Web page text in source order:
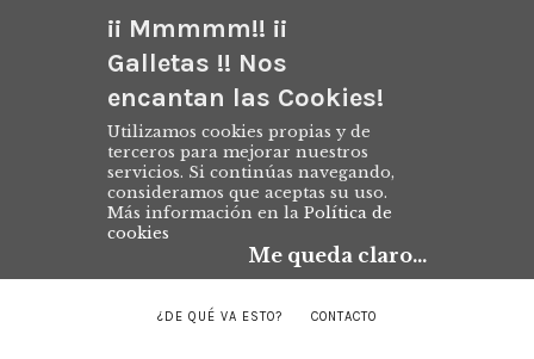
¡¡ Mmmmm!! ¡¡
Galletas !! Nos
encantan las Cookies!
Utilizamos cookies propias y de
terceros para mejorar nuestros
servicios. Si continúas navegando,
consideramos que aceptas su uso.
Más información en la Política de
cookies
Me queda claro...
¿DE QUÉ VA ESTO? CONTACTO